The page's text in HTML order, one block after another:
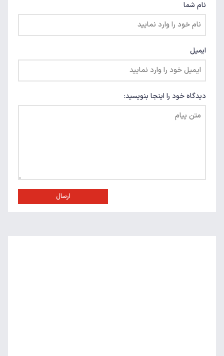
نام شما
ایمیل
دیدگاه خود را اینجا بنویسید:
ارسال